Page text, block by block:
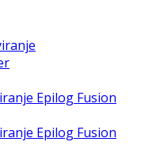
Epilog Fusion
Epilog Fusion